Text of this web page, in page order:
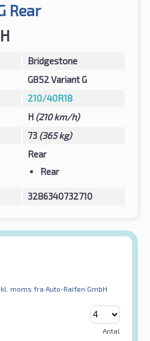
Rear
Bridgestone
G852 Variant G
210/40R18
H (210 km/h)
73 (365 kg)
Rear
Rear
3286340732710
moms fra Auto-Raifen GmbH
Antal